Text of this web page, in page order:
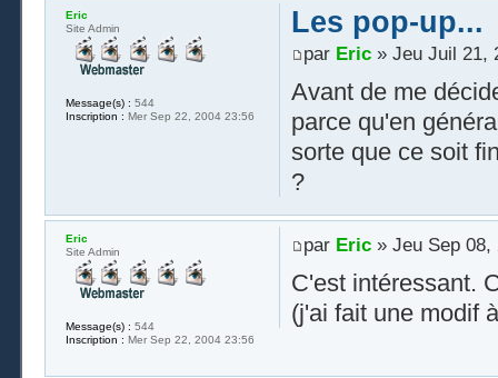
Les pop-up...
par Eric» Jeu Juil 21,
Avant de me
parce qu'en
sorte que ce soit
?
Eric
Site Admin
Message(s) : 544
Inscription : Mer Sep 22, 2004 23:56
par Eric» Jeu Sep 08,
C'est intéressant.
(j'ai fait une modif
Eric
Site Admin
Message(s) : 544
Inscription : Mer Sep 22, 2004 23:56